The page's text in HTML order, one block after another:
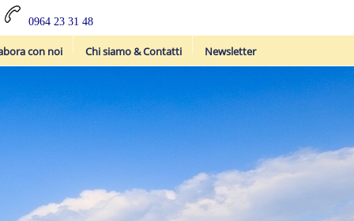
0964 23 31 48
con noi Chi siamo & Contatti Newsletter